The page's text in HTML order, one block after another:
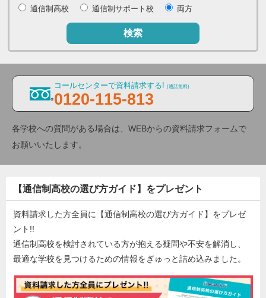
通信制高校 通信制サポート校 両方
検索
コールセンターで資料請求する! (通話無料)
0120-115-813
各学校への質問がある場合は、WEBからの資料請求フォームで
お願いいたします。
【通信制高校の選び方ガイド】をプレゼント
資料請求した方全員に【通信制高校の選び方ガイド】をプレゼ
ント!!
通信制高校を検討されている方が抱える疑問や不安を解消し、
最適な学校を見つけるための情報をぎゅっと詰め込みました。